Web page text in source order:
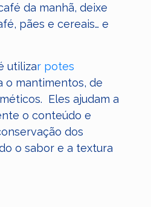
da manhã, deixe
pães e cereais… e
utilizar potes
o mantimentos, de
Eles ajudam a
o conteúdo e
dos
o sabor e a textura